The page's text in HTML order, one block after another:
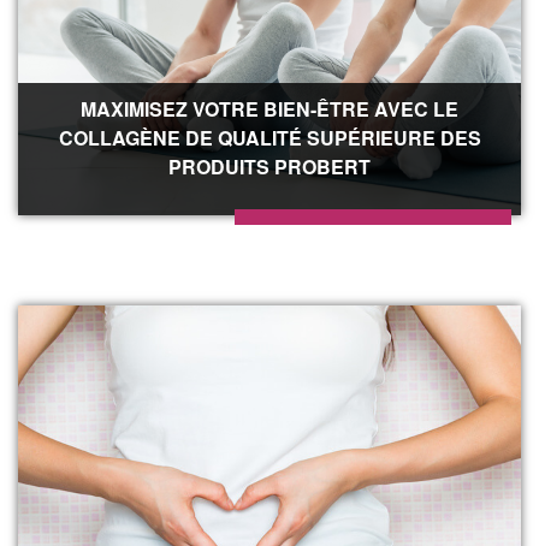
MAXIMISEZ VOTRE BIEN-ÊTRE AVEC LE
COLLAGÈNE DE QUALITÉ SUPÉRIEURE DES
PRODUITS PROBERT